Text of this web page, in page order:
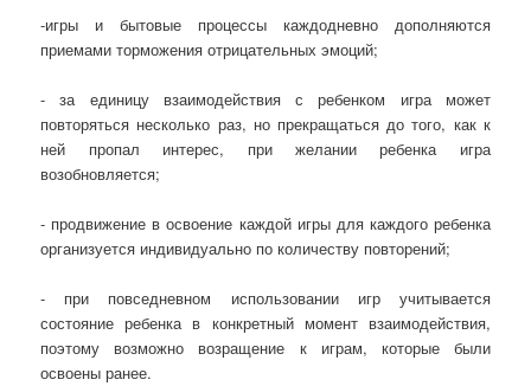
-игры и бытовые процессы каждодневно дополняются
приемами торможения отрицательных эмоций;
- за единицу взаимодействия с ребенком игра может
повторяться несколько раз, но прекращаться до того, как к
ней пропал интерес, при желании ребенка игра
возобновляется;
- продвижение в освоение каждой игры для каждого ребенка
организуется индивидуально по количеству повторений;
- при повседневном использовании игр учитывается
состояние ребенка в конкретный момент взаимодействия,
поэтому возможно возращение к играм, которые были
освоены ранее.